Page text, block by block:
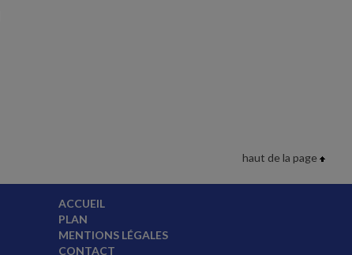
haut de la page
ACCUEIL
PLAN
MENTIONS LÉGALES
CONTACT